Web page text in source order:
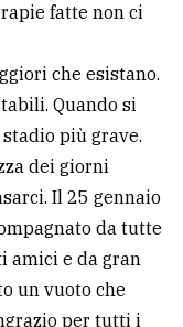
fatte non ci
che esistano.
Quando si
più grave.
dei giorni
Il 25 gennaio
da tutte
amici e da gran
un vuoto che
per tutti i